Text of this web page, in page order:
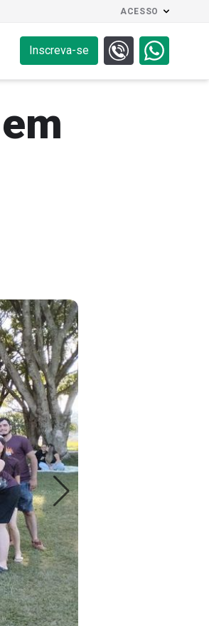
ACESSO
Inscreva-se